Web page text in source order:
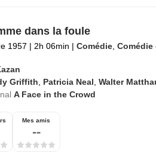
dans la foule
1957 | 2h 06min | Comédie, Comédie
Griffith, Patricia Neal, Walter
A Face in the Crowd
Mes amis
--